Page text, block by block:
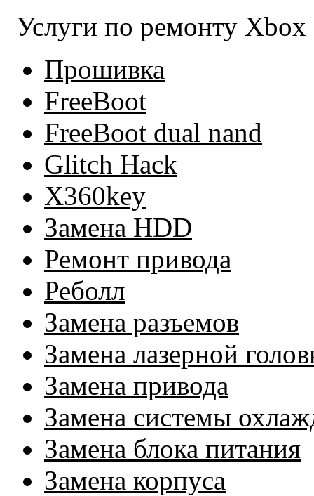
Услуги по ремонту Xbox
Прошивка
FreeBoot
FreeBoot dual nand
Glitch Hack
X360key
Замена HDD
Ремонт привода
Реболл
Замена разъемов
Замена лазерной
Замена привода
Замена системы
Замена блока питания
Замена корпуса